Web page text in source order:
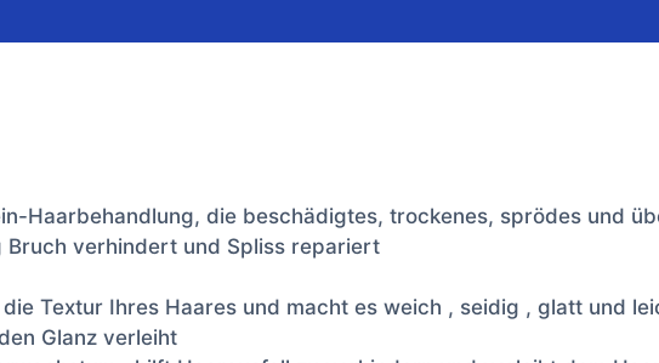
Haarbehandlung, die beschädigtes, trockenes, sprödes und
verhindert und Spliss repariert
Textur Ihres Haares und macht es weich , seidig , glatt und
Glanz verleiht